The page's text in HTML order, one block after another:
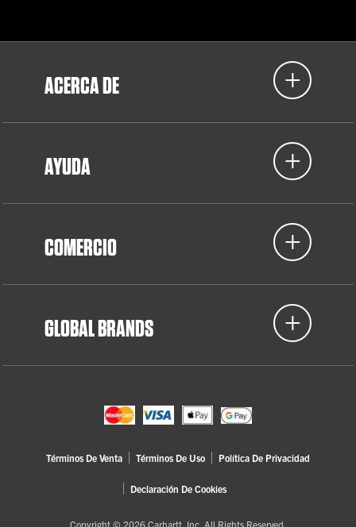
ACERCA DE
AYUDA
COMERCIO
GLOBAL BRANDS
Términos De Venta Términos De Uso Política De Privacidad
Declaración De Cookies
Copyright © 2026 Carhartt, Inc. All Rights Reserved.